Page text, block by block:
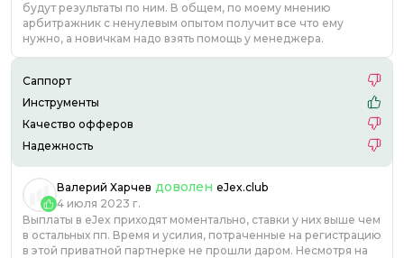
будут результаты по ним. В общем, по моему мнению
арбитражник с ненулевым опытом получит все что ему
нужно, а новичкам надо взять помощь у менеджера.
Саппорт
Инструменты
Качество офферов
Надежность
Валерий Харчев доволен eJex.club
4 июля 2023 г.
Выплаты в eJex приходят моментально, ставки у них выше чем
в остальных пп. Время и усилия, потраченные на регистрацию
в этой приватной партнерке не прошли даром. Несмотря на